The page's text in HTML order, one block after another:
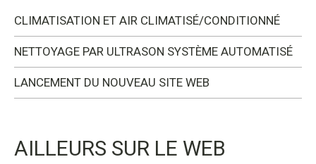
CLIMATISATION ET AIR CLIMATISÉ/CONDITIONNÉ
NETTOYAGE PAR ULTRASON SYSTÈME AUTOMATISÉ
LANCEMENT DU NOUVEAU SITE WEB
AILLEURS SUR LE WEB